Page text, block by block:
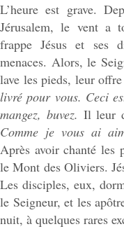
L’heure est grave.
Jérusalem, le vent a
frappe Jésus et ses
menaces. Alors, le
lave les pieds, leur
livré pour vous. Ceci
mangez, buvez. Il leur
Comme je vous ai
Après avoir chanté les
le Mont des Oliviers.
Les disciples, eux,
le Seigneur, et les
nuit, à quelques rares